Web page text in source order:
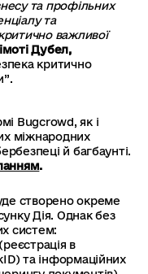
та профільних
та
важливої
Дубел,
критично
Bugcrowd, як і
міжнародних
й багбаунті.
.
створено окреме
Дія. Однак без
систем:
в
та інформаційних